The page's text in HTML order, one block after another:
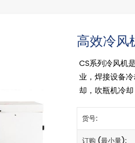
高效冷风
CS系列冷风机
业，焊接设备
却，吹瓶机冷
货号: